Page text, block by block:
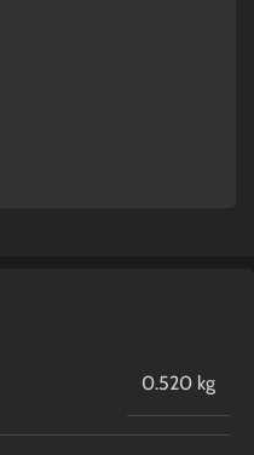
0.520 kg